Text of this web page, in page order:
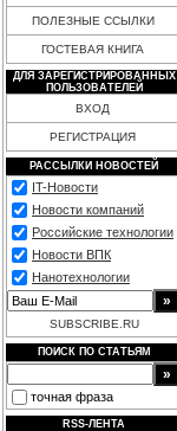
ПОЛЕЗНЫЕ ССЫЛКИ
ГОСТЕВАЯ КНИГА
ДЛЯ ЗАРЕГИСТРИРОВАННЫХ
ПОЛЬЗОВАТЕЛЕЙ
ВХОД
РЕГИСТРАЦИЯ
РАССЫЛКИ НОВОСТЕЙ
IT-Новости
Новости компаний
Российские технологии
Новости ВПК
Нанотехнологии
SUBSCRIBE.RU
ПОИСК ПО СТАТЬЯМ
точная фраза
RSS-ЛЕНТА